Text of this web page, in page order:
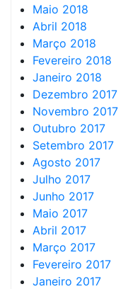
Maio 2018
Abril 2018
Março 2018
Fevereiro 2018
Janeiro 2018
Dezembro 2017
Novembro 2017
Outubro 2017
Setembro 2017
Agosto 2017
Julho 2017
Junho 2017
Maio 2017
Abril 2017
Março 2017
Fevereiro 2017
Janeiro 2017